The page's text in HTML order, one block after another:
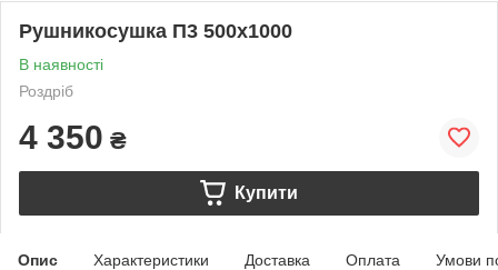
Рушникосушка П3 500х1000
В наявності
Роздріб
4 350 ₴
Купити
Опис Характеристики Доставка Оплата Умови